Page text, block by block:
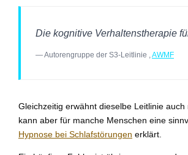
Die kognitive Verhaltenstherapie
— Autorengruppe der S3-Leitlinie , AWMF
Gleichzeitig erwähnt dieselbe Leitlinie
kann aber für manche Menschen eine
Hypnose bei Schlafstörungen erklärt.